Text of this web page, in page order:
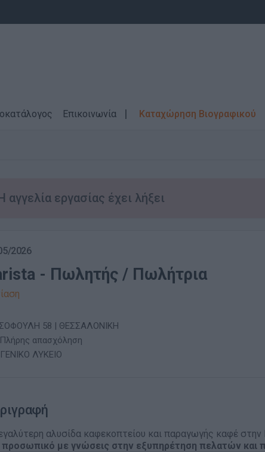
Επικοινωνία Καταχώρηση Βιογραφικού
αγγελία εργασίας έχει λήξει
2026
- Πωλητής / Πωλήτρια
58 | ΘΕΣΣΑΛΟΝΙΚΗ
Πλήρης απασχόληση
ΓΕΝΙΚΟ ΛΥΚΕΙΟ
αλυσίδα καφεκοπτείου και παραγωγής καφέ στην
προσωπικό με γνώσεις στην εξυπηρέτηση πελατών και